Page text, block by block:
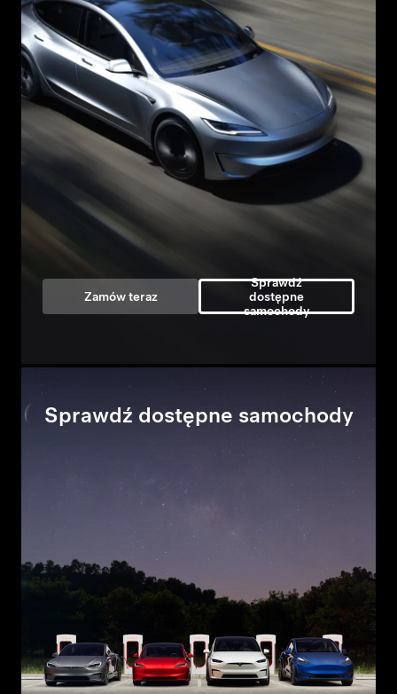
Zamów teraz
Sprawdź
dostępne
samochody
Sprawdź dostępne samochody